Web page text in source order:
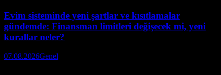
Evim sisteminde yeni şartlar ve kısıtlamalar
gündemde: Finansman limitleri değişecek mi, yeni
kurallar neler?
07.08.2026Genel